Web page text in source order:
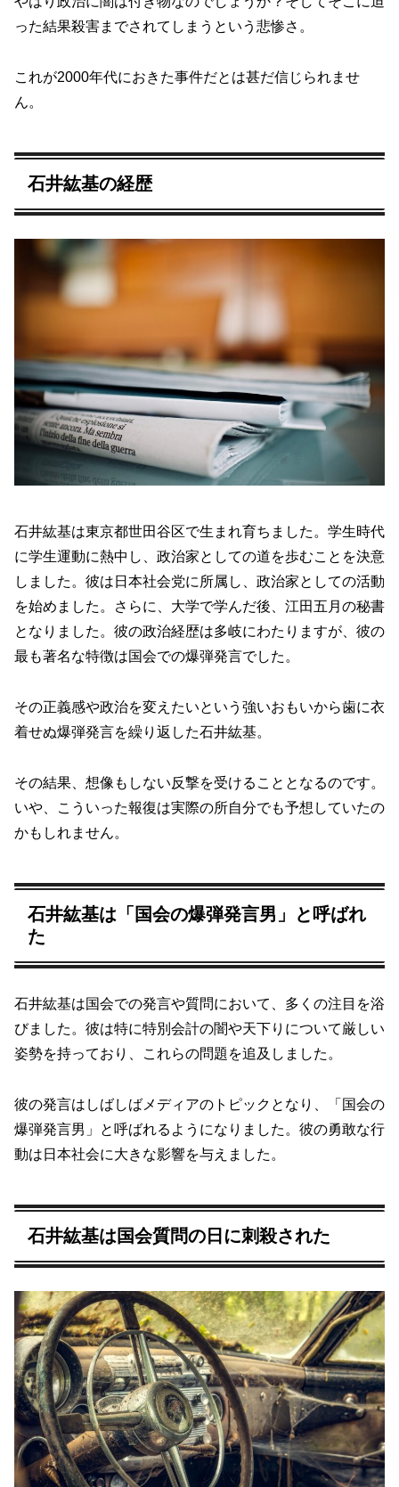
った結果殺害までされてしまうという悲惨さ。
これが2000年代におきた事件だとは甚だ信じられませ
ん。
石井紘基の経歴
石井紘基は東京都世田谷区で生まれ育ちました。学生時代
に学生運動に熱中し、政治家としての道を歩むことを決意
しました。彼は日本社会党に所属し、政治家としての活動
を始めました。さらに、大学で学んだ後、江田五月の秘書
となりました。彼の政治経歴は多岐にわたりますが、彼の
最も著名な特徴は国会での爆弾発言でした。
その正義感や政治を変えたいという強いおもいから歯に衣
着せぬ爆弾発言を繰り返した石井紘基。
その結果、想像もしない反撃を受けることとなるのです。
いや、こういった報復は実際の所自分でも予想していたの
かもしれません。
石井紘基は「国会の爆弾発言男」と呼ばれ
た
石井紘基は国会での発言や質問において、多くの注目を浴
びました。彼は特に特別会計の闇や天下りについて厳しい
姿勢を持っており、これらの問題を追及しました。
彼の発言はしばしばメディアのトピックとなり、「国会の
爆弾発言男」と呼ばれるようになりました。彼の勇敢な行
動は日本社会に大きな影響を与えました。
石井紘基は国会質問の日に刺殺された